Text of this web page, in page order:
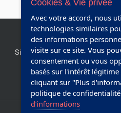
Site officiel de la commune de
Editeur responsable:
Réalisé avec
Plan du site
Cookies & Vie privée
Avec votre accord, nous
technologies similaires
des informations
visite sur ce site. Vous
consentement ou vous
basés sur l'intérêt
cliquant sur "Plus
politique de
d'informations